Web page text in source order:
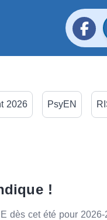
2026 PsyEN
!
dès cet été pour